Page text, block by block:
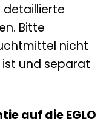
Bitte
nicht
und separat
auf die EGLO